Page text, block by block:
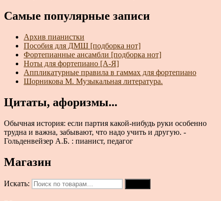
Самые популярные записи
Архив пианистки
Пособия для ДМШ [подборка нот]
Фортепианные ансамбли [подборка нот]
Ноты для фортепиано [А-Я]
Аппликатурные правила в гаммах для фортепиано
Шорникова М. Музыкальная литература.
Цитаты, афоризмы...
Обычная история: если партия какой-нибудь руки особенно
трудна и важна, забывают, что надо учить и другую. -
Гольденвейзер А.Б. : пианист, педагог
Магазин
Искать: